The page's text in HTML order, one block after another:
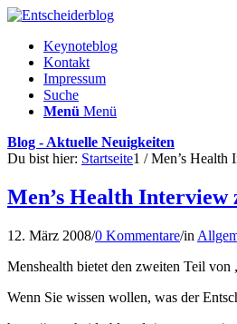
Keynoteblog
Kontakt
Impressum
Suche
Menü Menü
Blog - Aktuelle Neuigkeiten
Du bist hier: Startseite1 / Men’s Health
Men’s Health Interview
12. März 2008/0 Kommentare/in
Menshealth bietet den zweiten Teil
Wenn Sie wissen wollen, was der